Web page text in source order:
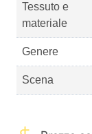
Tessuto e
materiale
Genere
Scena